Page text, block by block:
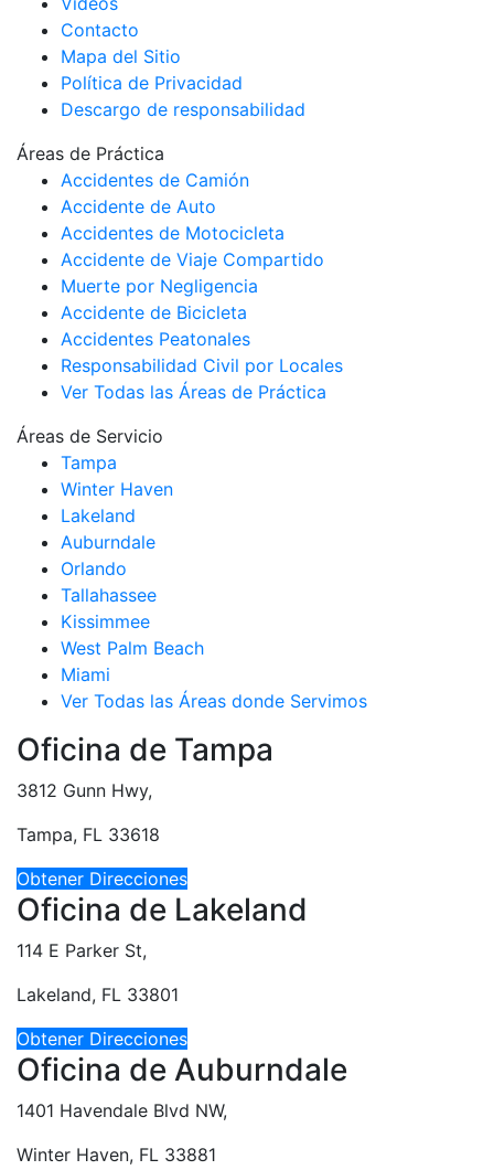
Contacto
Mapa del Sitio
Política de Privacidad
Descargo de responsabilidad
Áreas de Práctica
Accidentes de Camión
Accidente de Auto
Accidentes de Motocicleta
Accidente de Viaje Compartido
Muerte por Negligencia
Accidente de Bicicleta
Accidentes Peatonales
Responsabilidad Civil por Locales
Ver Todas las Áreas de Práctica
Áreas de Servicio
Tampa
Winter Haven
Lakeland
Auburndale
Orlando
Tallahassee
Kissimmee
West Palm Beach
Miami
Ver Todas las Áreas donde Servimos
Oficina de Tampa
3812 Gunn Hwy,
Tampa, FL 33618
Obtener Direcciones
Oficina de Lakeland
114 E Parker St,
Lakeland, FL 33801
Obtener Direcciones
Oficina de Auburndale
1401 Havendale Blvd NW,
Winter Haven, FL 33881